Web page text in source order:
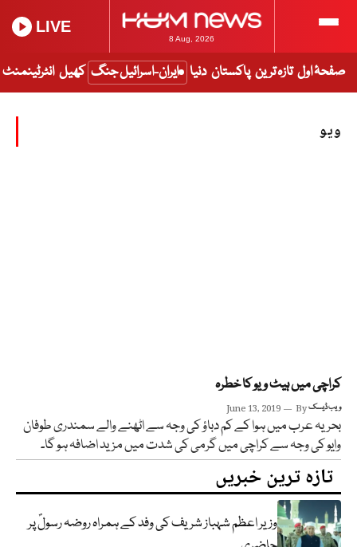
8 Aug, 2026
LIVE
صفحۂ اول تازہ ترین پاکستان دنیا ایران-اسرائیل جنگ کھیل انٹرٹینمنٹ
ویو
کراچی میں ہیٹ ویو کا خطرہ
June 13, 2019 Byویب ڈیسک
بحریہ عرب میں ہوا کے کم دباؤ کی وجہ سے اٹھنے والے سمندری طوفان
وایو کی وجہ سے کراچی میں گرمی کی شدت میں مزید اضافہ ہو گا۔
تازہ ترین خبریں
وزیر اعظم شہباز شریف کی وفد کے ہمراہ روضہ رسولؐ پر